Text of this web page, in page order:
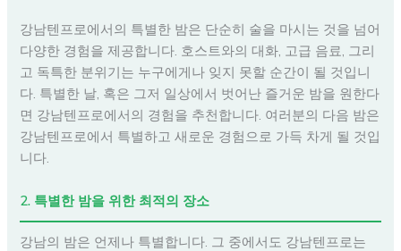
강남텐프로에서의 특별한 밤은 단순히 술을 마시는 것을 넘어
다양한 경험을 제공합니다. 호스트와의 대화, 고급 음료, 그리
고 독특한 분위기는 누구에게나 잊지 못할 순간이 될 것입니
다. 특별한 날, 혹은 그저 일상에서 벗어난 즐거운 밤을 원한다
면 강남텐프로에서의 경험을 추천합니다. 여러분의 다음 밤은
강남텐프로에서 특별하고 새로운 경험으로 가득 차게 될 것입
니다.
2. 특별한 밤을 위한 최적의 장소
강남의 밤은 언제나 특별합니다. 그 중에서도 강남텐프로는